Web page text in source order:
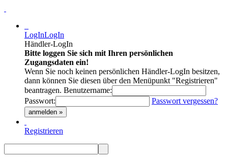
LogInLogIn
Händler-LogIn
Bitte loggen Sie sich mit Ihren persönlichen
Zugangsdaten ein!
Wenn Sie noch keinen persönlichen Händler-LogIn besitzen,
dann können Sie diesen über den Menüpunkt "Registrieren"
beantragen. Benutzername:
Passwort:
Passwort vergessen?
anmelden »
Registrieren